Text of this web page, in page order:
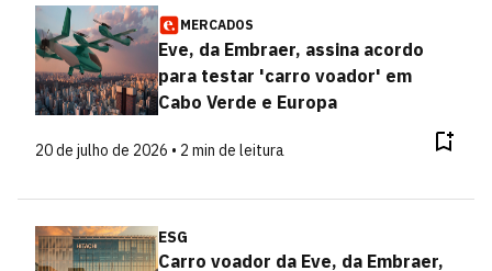
MERCADOS
Eve, da Embraer, assina acordo
para testar 'carro voador' em
Cabo Verde e Europa
20 de julho de 2026 • 2 min de leitura
ESG
Carro voador da Eve, da Embraer,